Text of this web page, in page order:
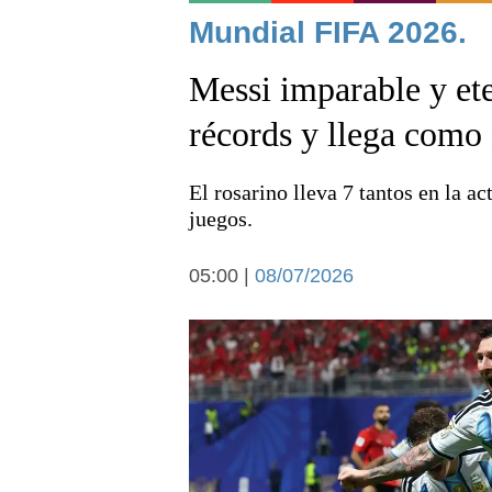
Noticias
Deportes
Arte y cultura
Economía y campo
Mundial FIFA 2026.
Messi imparable y
récords y llega
El rosarino lleva 7 tantos en la
juegos.
05:00 | 08/07/2026